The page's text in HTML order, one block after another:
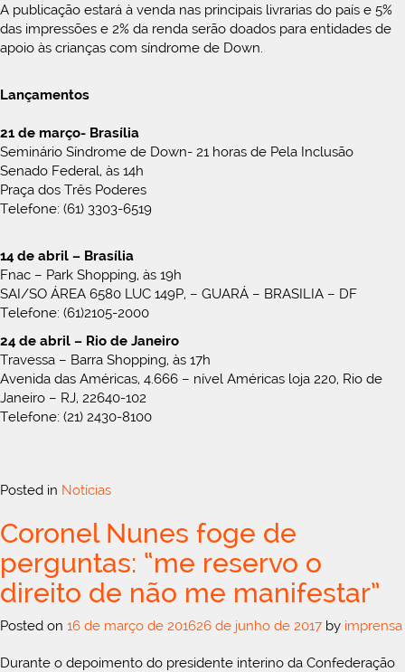
A publicação estará à venda nas principais livrarias do país e 5%
das impressões e 2% da renda serão doados para entidades de
apoio às crianças com síndrome de Down.
Lançamentos
21 de março- Brasília
Seminário Síndrome de Down- 21 horas de Pela Inclusão
Senado Federal, às 14h
Praça dos Três Poderes
Telefone: (61) 3303-6519
14 de abril – Brasília
Fnac – Park Shopping, às 19h
SAI/SO ÁREA 6580 LUC 149P, – GUARÁ – BRASILIA – DF
Telefone: (61)2105-2000
24 de abril – Rio de Janeiro
Travessa – Barra Shopping, às 17h
Avenida das Américas, 4.666 – nível Américas loja 220, Rio de
Janeiro – RJ, 22640-102
Telefone: (21) 2430-8100
Posted in Notícias
Coronel Nunes foge de
perguntas: “me reservo o
direito de não me manifestar”
Posted on 16 de março de 201626 de junho de 2017 by imprensa
Durante o depoimento do presidente interino da Confederação